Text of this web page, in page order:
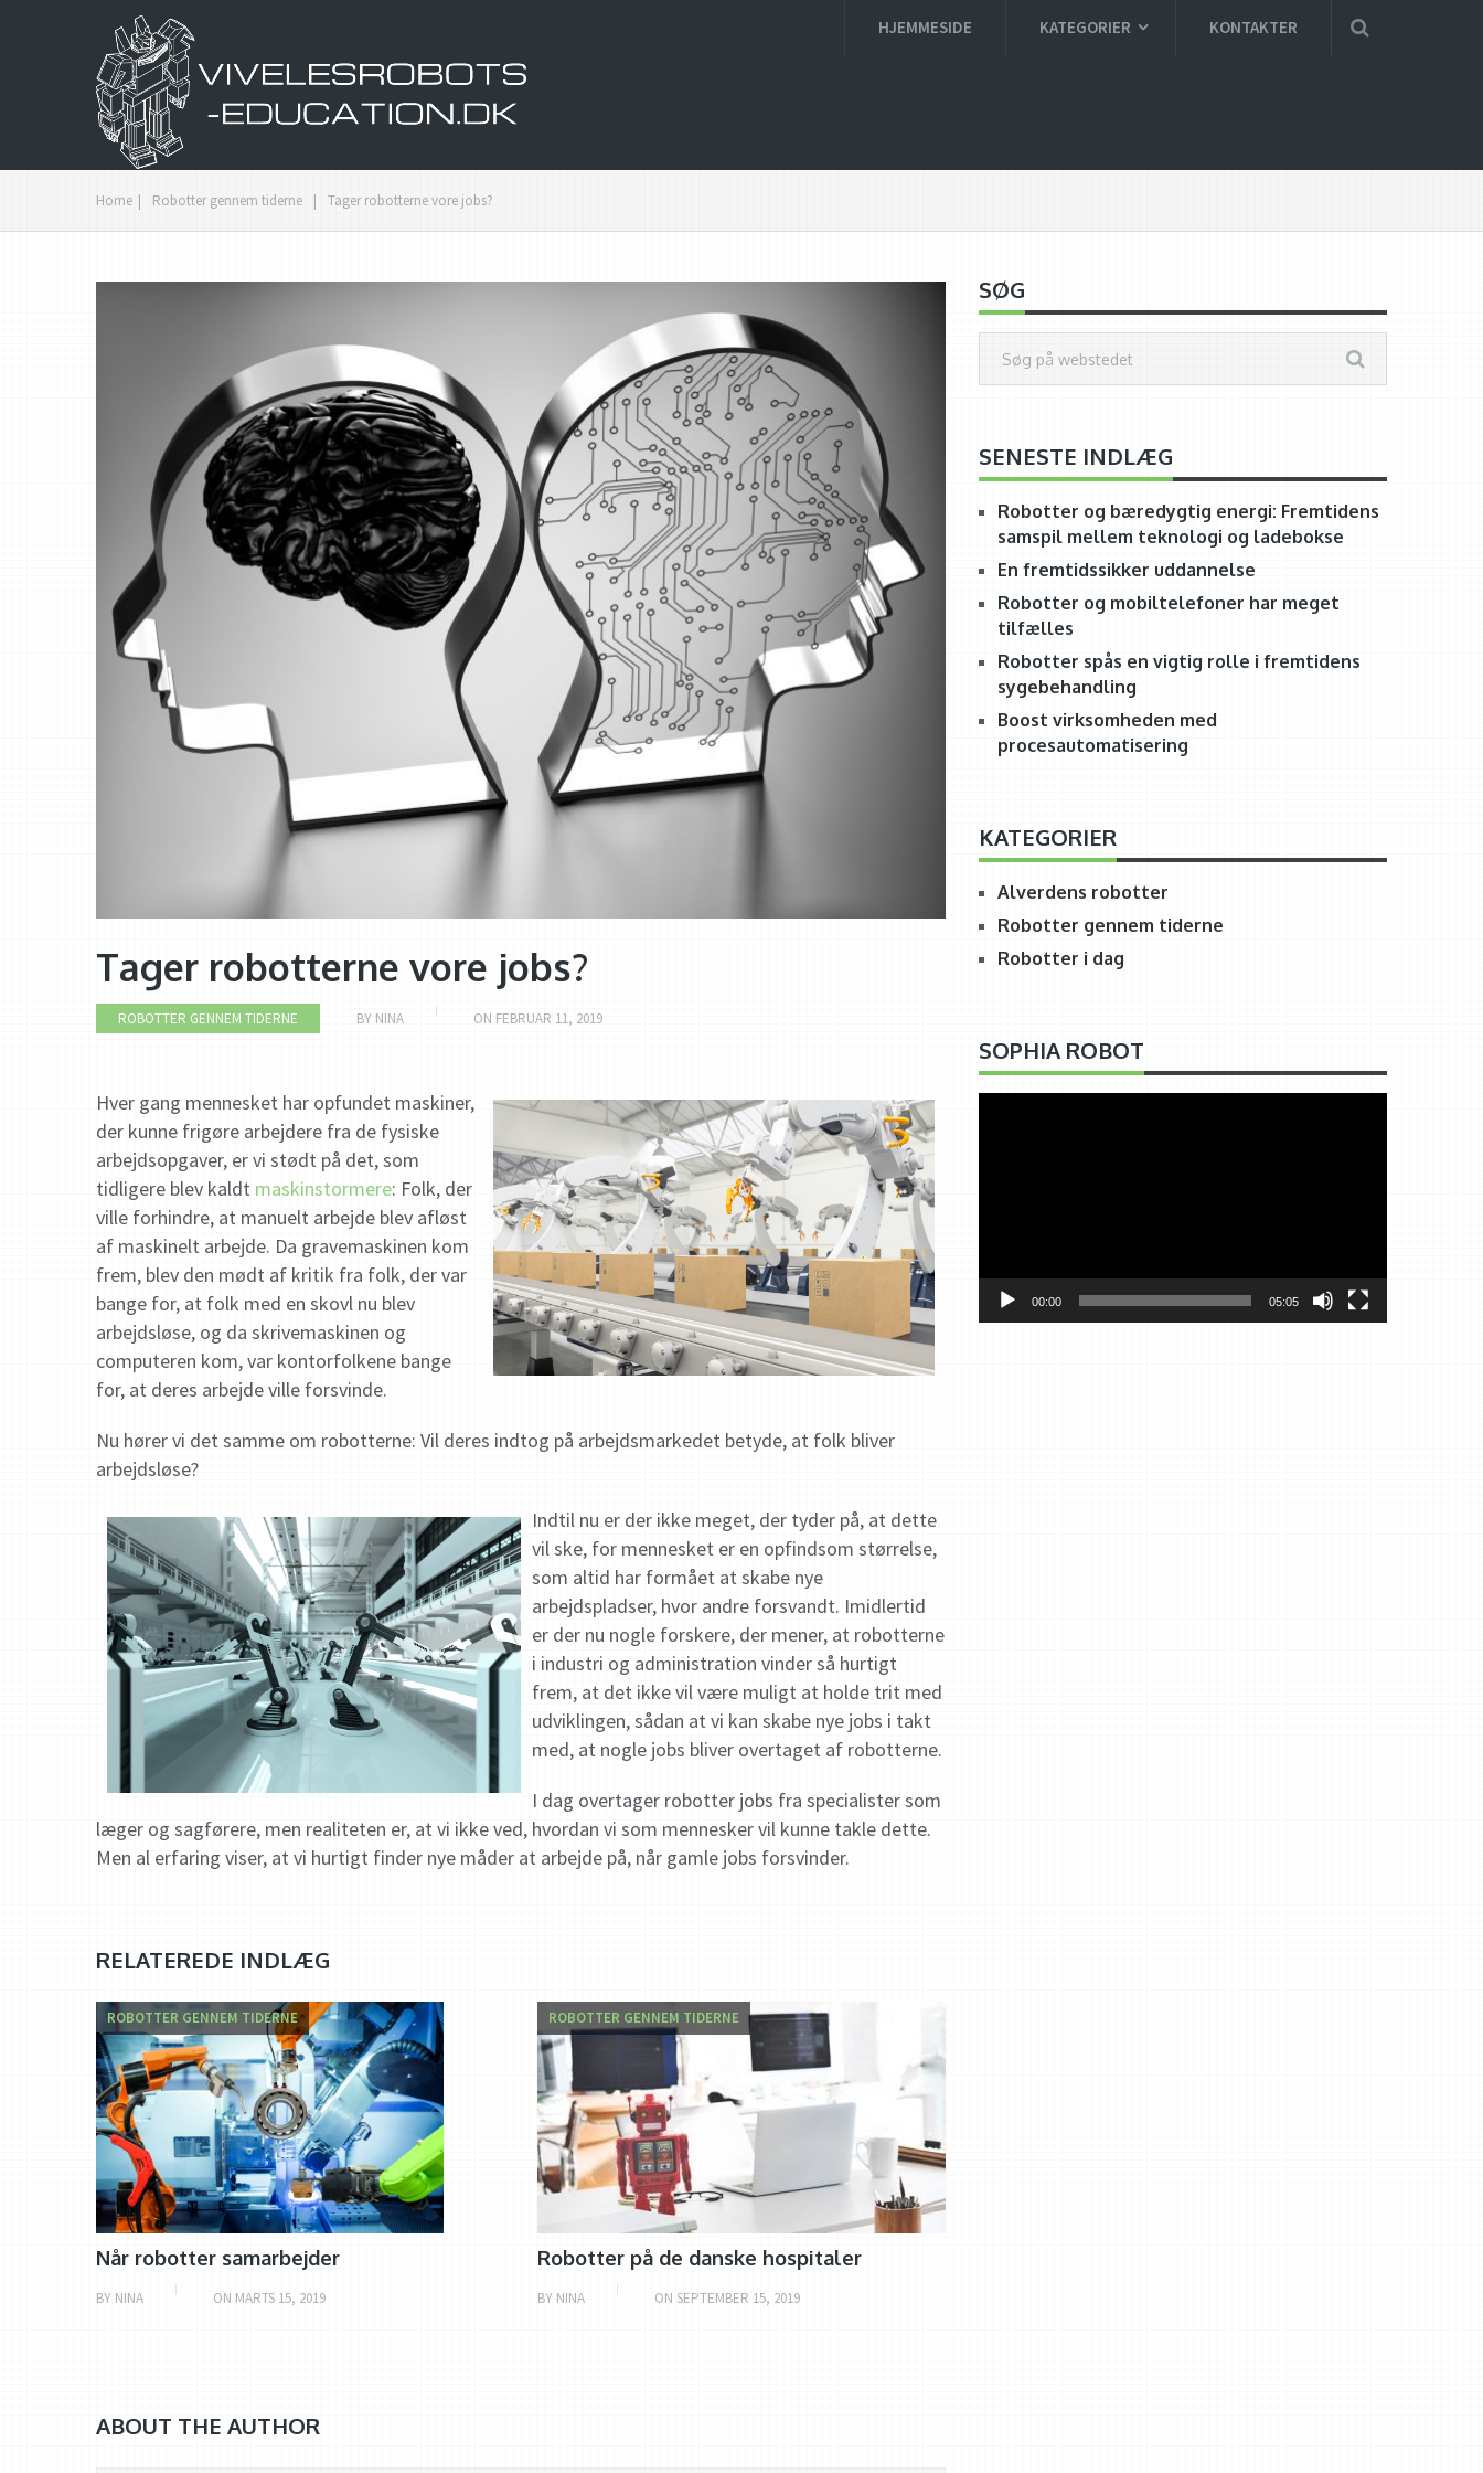
HJEMMESIDE KATEGORIER KONTAKTER
Home | Robotter gennem tiderne | Tager robotterne vore jobs?
Tager robotterne vore jobs?
ROBOTTER GENNEM TIDERNE BY NINA ON FEBRUAR 11, 2019
Hver gang mennesket har opfundet maskiner,
der kunne frigøre arbejdere fra de fysiske
arbejdsopgaver, er vi stødt på det, som
tidligere blev kaldt maskinstormere: Folk, der
ville forhindre, at manuelt arbejde blev afløst
af maskinelt arbejde. Da gravemaskinen kom
frem, blev den mødt af kritik fra folk, der var
bange for, at folk med en skovl nu blev
arbejdsløse, og da skrivemaskinen og
computeren kom, var kontorfolkene bange
for, at deres arbejde ville forsvinde.
Nu hører vi det samme om robotterne: Vil deres indtog på arbejdsmarkedet betyde, at folk bliver
arbejdsløse?
Indtil nu er der ikke meget, der tyder på, at dette
vil ske, for mennesket er en opfindsom størrelse,
som altid har formået at skabe nye
arbejdspladser, hvor andre forsvandt. Imidlertid
er der nu nogle forskere, der mener, at robotterne
i industri og administration vinder så hurtigt
frem, at det ikke vil være muligt at holde trit med
udviklingen, sådan at vi kan skabe nye jobs i takt
med, at nogle jobs bliver overtaget af robotterne.
I dag overtager robotter jobs fra specialister som
læger og sagførere, men realiteten er, at vi ikke ved, hvordan vi som mennesker vil kunne takle dette.
Men al erfaring viser, at vi hurtigt finder nye måder at arbejde på, når gamle jobs forsvinder.
RELATEREDE INDLÆG
ROBOTTER GENNEM TIDERNE
Når robotter samarbejder
BY NINA ON MARTS 15, 2019
ROBOTTER GENNEM TIDERNE
Robotter på de danske hospitaler
BY NINA ON SEPTEMBER 15, 2019
ABOUT THE AUTHOR
SØG
SENESTE INDLÆG
Robotter og bæredygtig energi: Fremtidens
samspil mellem teknologi og ladebokse
En fremtidssikker uddannelse
Robotter og mobiltelefoner har meget
tilfælles
Robotter spås en vigtig rolle i fremtidens
sygebehandling
Boost virksomheden med
procesautomatisering
KATEGORIER
Alverdens robotter
Robotter gennem tiderne
Robotter i dag
SOPHIA ROBOT
00:00 05:05